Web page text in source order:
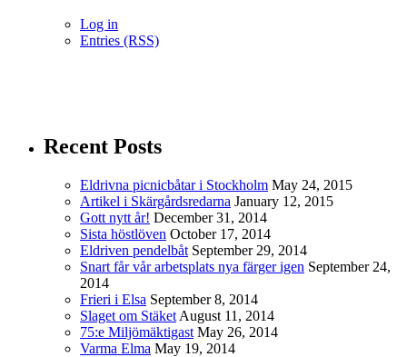
Log in
Entries (RSS)
Recent Posts
Eldrivna picnicbåtar i Stockholm May 24, 2015
Artikel i Skärgårdsredarna January 12, 2015
Gott nytt år! December 31, 2014
Sista höstlöven October 17, 2014
Eldriven pendelbåt September 29, 2014
Snart får vår arbetsplats nya färger igen September 24,
2014
Frieri i Elsa September 8, 2014
Slaget om Stäket August 11, 2014
75:e Miljömäktigast May 26, 2014
Varma Elma May 19, 2014